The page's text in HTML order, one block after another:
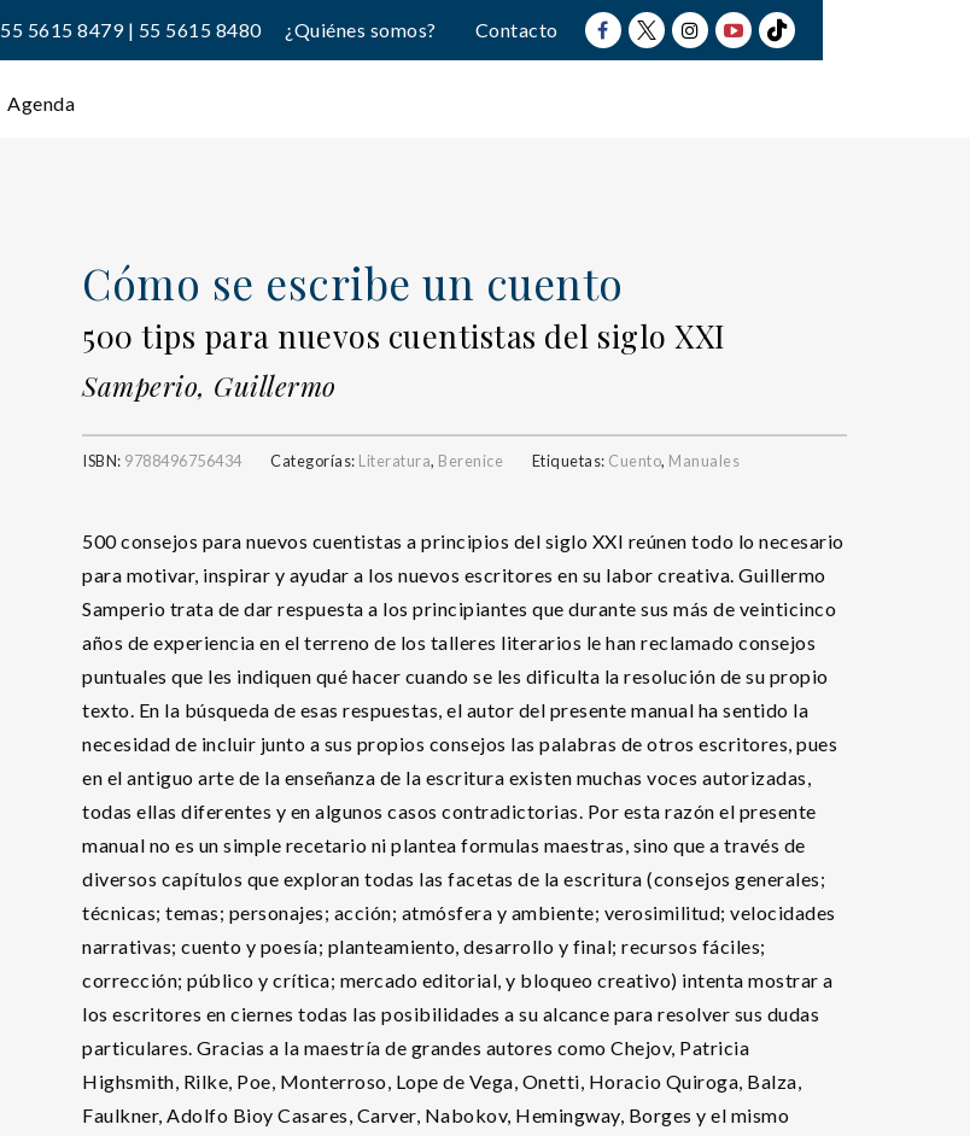
55 5615 8479 | 55 5615 8480 ¿Quiénes somos? Contacto
Agenda
Cómo se escribe un cuento
500 tips para nuevos cuentistas del siglo XXI
Samperio, Guillermo
ISBN: 9788496756434 Categorías: Literatura, Berenice Etiquetas: Cuento, Manuales
500 consejos para nuevos cuentistas a principios del siglo XXI reúnen todo lo necesario
para motivar, inspirar y ayudar a los nuevos escritores en su labor creativa. Guillermo
Samperio trata de dar respuesta a los principiantes que durante sus más de veinticinco
años de experiencia en el terreno de los talleres literarios le han reclamado consejos
puntuales que les indiquen qué hacer cuando se les dificulta la resolución de su propio
texto. En la búsqueda de esas respuestas, el autor del presente manual ha sentido la
necesidad de incluir junto a sus propios consejos las palabras de otros escritores, pues
en el antiguo arte de la enseñanza de la escritura existen muchas voces autorizadas,
todas ellas diferentes y en algunos casos contradictorias. Por esta razón el presente
manual no es un simple recetario ni plantea formulas maestras, sino que a través de
diversos capítulos que exploran todas las facetas de la escritura (consejos generales;
técnicas; temas; personajes; acción; atmósfera y ambiente; verosimilitud; velocidades
narrativas; cuento y poesía; planteamiento, desarrollo y final; recursos fáciles;
corrección; público y crítica; mercado editorial, y bloqueo creativo) intenta mostrar a
los escritores en ciernes todas las posibilidades a su alcance para resolver sus dudas
particulares. Gracias a la maestría de grandes autores como Chejov, Patricia
Highsmith, Rilke, Poe, Monterroso, Lope de Vega, Onetti, Horacio Quiroga, Balza,
Faulkner, Adolfo Bioy Casares, Carver, Nabokov, Hemingway, Borges y el mismo